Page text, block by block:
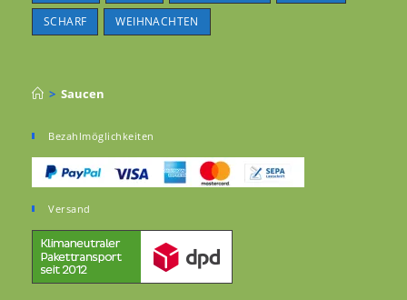
SCHARF WEIHNACHTEN
> Saucen
Bezahlmöglichkeiten
Versand